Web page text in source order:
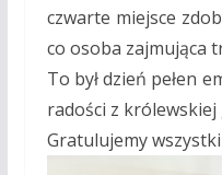
czwarte miejsce
co osoba zajmująca
To był dzień pełen
radości z królewskiej
Gratulujemy